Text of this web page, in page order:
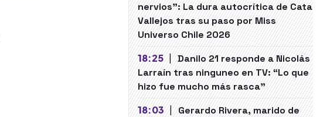
nervios": La dura autocrítica de Cata
Vallejos tras su paso por Miss
Universo Chile 2026
18:25 | Danilo 21 responde a Nicolás
Larraín tras ninguneo en TV: “Lo que
hizo fue mucho más rasca”
18:03 | Gerardo Rivera, marido de